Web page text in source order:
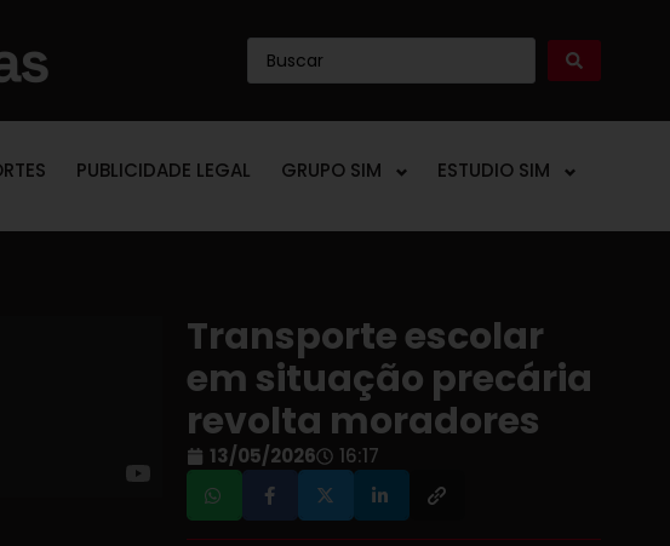
PUBLICIDADE LEGAL GRUPO SIM ESTUDIO SIM
Transporte escolar
em situação precária
revolta moradores
13/05/2026 16:17